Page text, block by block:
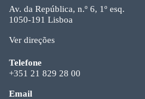
Av. da República, n.º 6, 1º esq.
1050-191 Lisboa
Ver direções
Telefone
+351 21 829 28 00
Email